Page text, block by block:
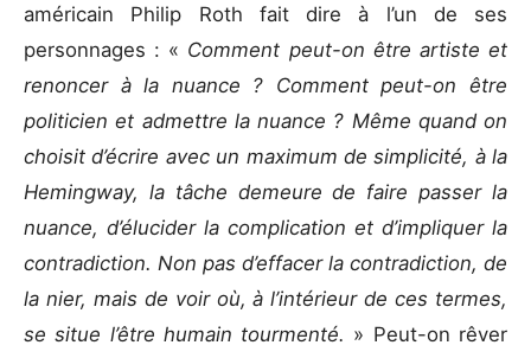
américain Philip Roth fait dire à l’un de ses
personnages : « Comment peut-on être artiste et
renoncer à la nuance ? Comment peut-on être
politicien et admettre la nuance ? Même quand on
choisit d’écrire avec un maximum de simplicité, à la
Hemingway, la tâche demeure de faire passer la
nuance, d’élucider la complication et d’impliquer la
contradiction. Non pas d’effacer la contradiction, de
la nier, mais de voir où, à l’intérieur de ces termes,
se situe l’être humain tourmenté. » Peut-on rêver